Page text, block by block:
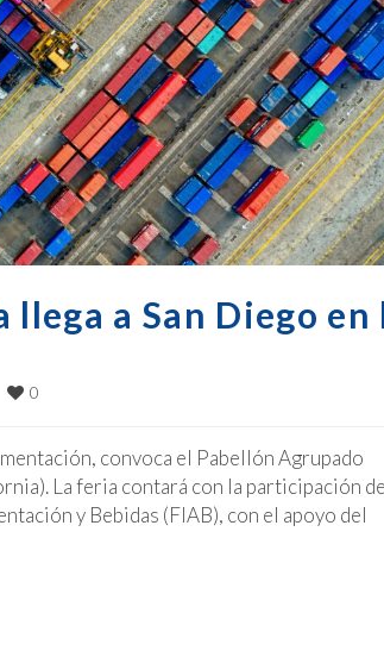
a San Diego en
0
convoca el Pabellón Agrupado
La feria contará con la participación
y Bebidas (FIAB), con el apoyo del